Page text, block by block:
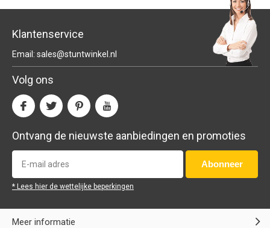
Klantenservice
Email: sales@stuntwinkel.nl
Volg ons
Ontvang de nieuwste aanbiedingen en promoties
Abonneer
* Lees hier de wettelijke beperkingen
Meer informatie